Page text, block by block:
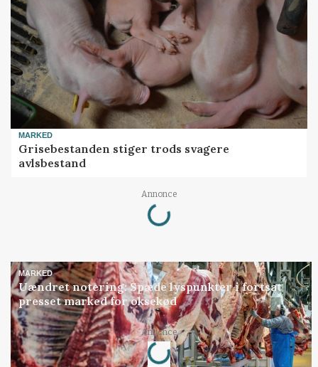
MARKED
Grisebestanden stiger trods svagere
avlsbestand
Annonce
Loading...
MARKED
Uændret notering: Spæde lyspunkter i fortsat
presset marked for oksekød
Annonce
Loading...